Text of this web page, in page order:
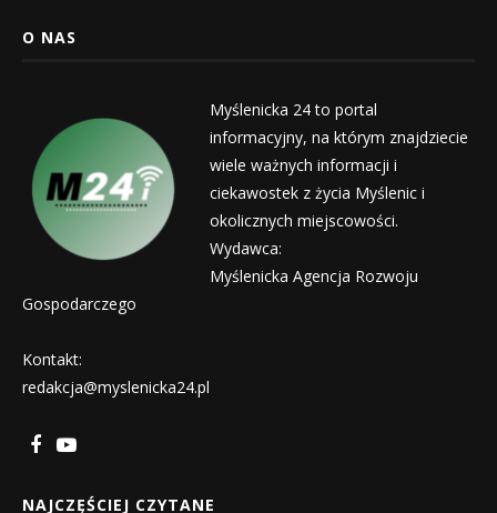
O NAS
Myślenicka 24 to portal
informacyjny, na którym znajdziecie
wiele ważnych informacji i
ciekawostek z życia Myślenic i
okolicznych miejscowości.
Wydawca:
Myślenicka Agencja Rozwoju
Gospodarczego
Kontakt:
redakcja@myslenicka24.pl
NAJCZĘŚCIEJ CZYTANE